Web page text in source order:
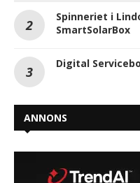
Spinneriet i
SmartSolarBox
Digital
ANNONS